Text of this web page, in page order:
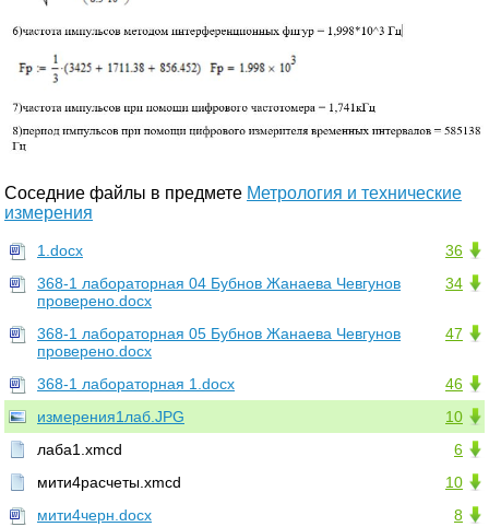
Соседние файлы в предмете Метрология и технические
измерения
36
1.docx
34
368-1 лабораторная 04 Бубнов Жанаева Чевгунов
проверено.docx
47
368-1 лабораторная 05 Бубнов Жанаева Чевгунов
проверено.docx
46
368-1 лабораторная 1.docx
10
измерения1лаб.JPG
6
лаба1.xmcd
10
мити4расчеты.xmcd
8
мити4черн.docx